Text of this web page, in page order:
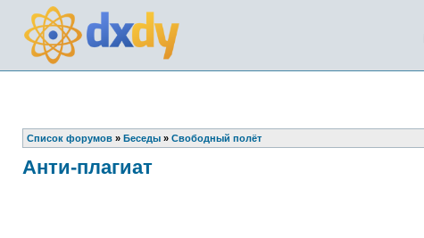
Список форумов » Беседы » Свободный полёт
Анти-плагиат